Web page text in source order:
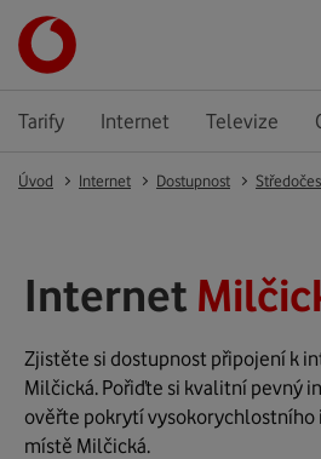
Tarify Internet Televize
Úvod Internet Dostupnost
Internet
Zjistěte si dostupnost připojení k
Milčická. Pořiďte si kvalitní pevný
ověřte pokrytí
místě Milčická.